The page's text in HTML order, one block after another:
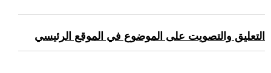
التعليق والتصويت على الموضوع في الموقع الرئيسي